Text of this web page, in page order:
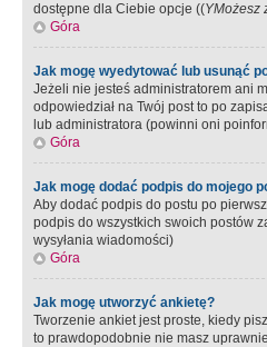
dostępne dla Ciebie opcje ((YMożesz
Góra
Jak mogę wyedytować lub usunąć
Jeżeli nie jesteś administratorem ani
odpowiedział na Twój post to po
lub administratora (powinni oni
Góra
Jak mogę dodać podpis do mojego
Aby dodać podpis do postu po
podpis do wszystkich swoich postów
wysyłania wiadomości)
Góra
Jak mogę utworzyć ankietę?
Tworzenie ankiet jest proste, kiedy
to prawdopodobnie nie masz